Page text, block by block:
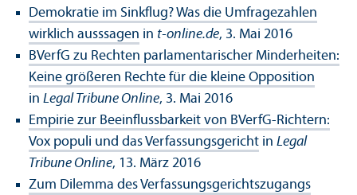
Demokratie im Sinkflug? Was die Umfragezahlen
wirklich ausssagen in t-online.de, 3. Mai 2016
BVerfG zu Rechten parlamentarischer Minderheiten:
Keine größeren Rechte für die kleine Opposition
in Legal Tribune Online, 3. Mai 2016
Empirie zur Beeinflussbarkeit von BVerfG-Richtern:
Vox populi und das Verfassungsgericht in Legal
Tribune Online, 13. März 2016
Zum Dilemma des Verfassungsgerichtszugangs